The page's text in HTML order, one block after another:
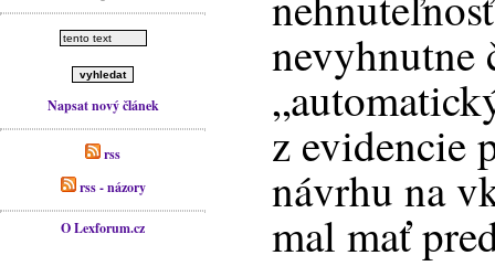
Napsat nový článek
rss
rss - názory
O Lexforum.cz
nevyhnutne
z evidencie
návrhu na
mal mať